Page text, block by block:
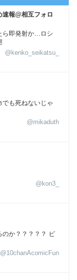
報@相互フォロ
ら即発射か…ロシ
@kenko_seikatsu_
でも死ねないじゃ
@mikaduth
@kon3_
のか？？？？？ ピ
@10chanAcomicFun